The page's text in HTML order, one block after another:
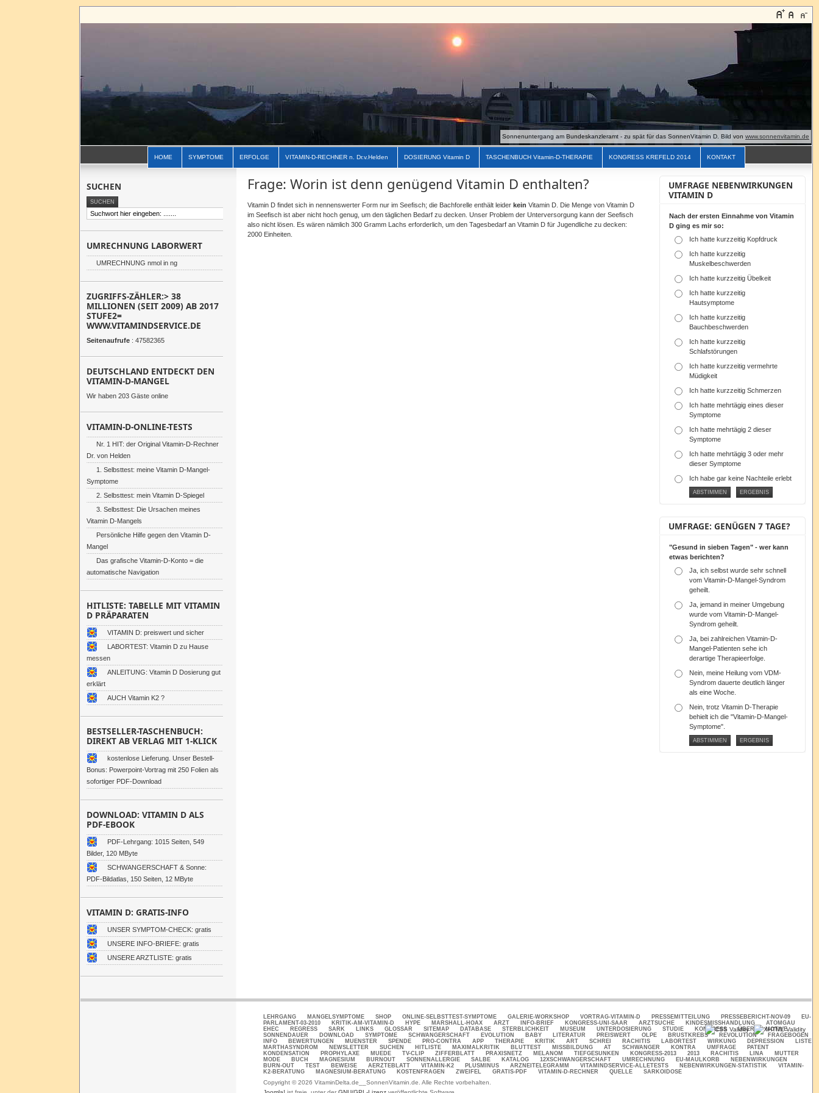
Sonnenuntergang am Bundeskanzleramt - zu spät für das SonnenVitamin D. Bild von www.sonnenvitamin.de
HOME SYMPTOME ERFOLGE VITAMIN-D-RECHNER n. Dr.v.Helden DOSIERUNG Vitamin D TASCHENBUCH Vitamin-D-THERAPIE KONGRESS KREFELD 2014 KONTAKT
Frage: Worin ist denn genügend Vitamin D enthalten?
Vitamin D findet sich in nennenswerter Form nur im Seefisch; die Bachforelle enthält leider kein Vitamin D. Die Menge von Vitamin D
im Seefisch ist aber nicht hoch genug, um den täglichen Bedarf zu decken. Unser Problem der Unterversorgung kann der Seefisch
also nicht lösen. Es wären nämlich 300 Gramm Lachs erforderlich, um den Tagesbedarf an Vitamin D für Jugendliche zu decken:
2000 Einheiten.
SUCHEN
UMRECHNUNG LABORWERT
UMRECHNUNG nmol in ng
ZUGRIFFS-ZÄHLER:> 38
MILLIONEN (SEIT 2009) AB 2017
STUFE2=
WWW.VITAMINDSERVICE.DE
Seitenaufrufe : 47582365
DEUTSCHLAND ENTDECKT DEN
VITAMIN-D-MANGEL
Wir haben 203 Gäste online
VITAMIN-D-ONLINE-TESTS
Nr. 1 HIT: der Original Vitamin-D-Rechner
Dr. von Helden
1. Selbsttest: meine Vitamin D-Mangel-
Symptome
2. Selbsttest: mein Vitamin D-Spiegel
3. Selbsttest: Die Ursachen meines
Vitamin D-Mangels
Persönliche Hilfe gegen den Vitamin D-
Mangel
Das grafische Vitamin-D-Konto = die
automatische Navigation
HITLISTE: TABELLE MIT VITAMIN
D PRÄPARATEN
VITAMIN D: preiswert und sicher
LABORTEST: Vitamin D zu Hause
messen
ANLEITUNG: Vitamin D Dosierung gut
erklärt
AUCH Vitamin K2 ?
BESTSELLER-TASCHENBUCH:
DIREKT AB VERLAG MIT 1-KLICK
kostenlose Lieferung. Unser Bestell-
Bonus: Powerpoint-Vortrag mit 250 Folien als
sofortiger PDF-Download
DOWNLOAD: VITAMIN D ALS
PDF-EBOOK
PDF-Lehrgang: 1015 Seiten, 549
Bilder, 120 MByte
SCHWANGERSCHAFT & Sonne:
PDF-Bildatlas, 150 Seiten, 12 MByte
VITAMIN D: GRATIS-INFO
UNSER SYMPTOM-CHECK: gratis
UNSERE INFO-BRIEFE: gratis
UNSERE ARZTLISTE: gratis
UMFRAGE NEBENWIRKUNGEN
VITAMIN D
Nach der ersten Einnahme von Vitamin
D ging es mir so:
Ich hatte kurzzeitig Kopfdruck
Ich hatte kurzzeitig
Muskelbeschwerden
Ich hatte kurzzeitig Übelkeit
Ich hatte kurzzeitig
Hautsymptome
Ich hatte kurzzeitig
Bauchbeschwerden
Ich hatte kurzzeitig
Schlafstörungen
Ich hatte kurzzeitig vermehrte
Müdigkeit
Ich hatte kurzzeitig Schmerzen
Ich hatte mehrtägig eines dieser
Symptome
Ich hatte mehrtägig 2 dieser
Symptome
Ich hatte mehrtägig 3 oder mehr
dieser Symptome
Ich habe gar keine Nachteile erlebt
UMFRAGE: GENÜGEN 7 TAGE?
"Gesund in sieben Tagen" - wer kann
etwas berichten?
Ja, ich selbst wurde sehr schnell
vom Vitamin-D-Mangel-Syndrom
geheilt.
Ja, jemand in meiner Umgebung
wurde vom Vitamin-D-Mangel-
Syndrom geheilt.
Ja, bei zahlreichen Vitamin-D-
Mangel-Patienten sehe ich
derartige Therapieerfolge.
Nein, meine Heilung vom VDM-
Syndrom dauerte deutlich länger
als eine Woche.
Nein, trotz Vitamin D-Therapie
behielt ich die "Vitamin-D-Mangel-
Symptome".
LEHRGANG MANGELSYMPTOME SHOP ONLINE-SELBSTTEST-SYMPTOME GALERIE-WORKSHOP VORTRAG-VITAMIN-D PRESSEMITTEILUNG PRESSEBERICHT-NOV-09
EU-
PARLAMENT-03-2010
KRITIK-AM-VITAMIN-D HYPE MARSHALL-HOAX ARZT INFO-BRIEF KONGRESS-UNI-SAAR ARZTSUCHE KINDESMISSHANDLUNG
ATOMGAU
EHEC
REGRESS SARK LINKS GLOSSAR SITEMAP DATABASE STERBLICHKEIT MUSEUM UNTERDOSIERUNG STUDIE KONGRESS ÜBER
MOTIVE
SONNENDAUER
DOWNLOAD SYMPTOME SCHWANGERSCHAFT EVOLUTION BABY LITERATUR PREISWERT OLPE BRUSTKREBS REVOLUTION
FRAGEBOGEN
INFO
BEWERTUNGEN MUENSTER SPENDE PRO-CONTRA APP THERAPIE KRITIK ART SCHREI RACHITIS LABORTEST WIRKUNG DEPRESSION
LISTE
MARTHASYNDROM
NEWSLETTER SUCHEN HITLISTE MAXIMALKRITIK BLUTTEST MISSBILDUNG AT SCHWANGER KONTRA UMFRAGE
PATENT
KONDENSATION
PROPHYLAXE MUEDE TV-CLIP ZIFFERBLATT PRAXISNETZ MELANOM TIEFGESUNKEN KONGRESS-2013 2013 RACHITIS LINA
MUTTER
MODE
BUCH MAGNESIUM BURNOUT SONNENALLERGIE SALBE KATALOG 12XSCHWANGERSCHAFT UMRECHNUNG EU-MAULKORB
NEBENWIRKUNGEN
BURN-OUT
TEST BEWEISE AERZTEBLATT VITAMIN-K2 PLUSMINUS ARZNEITELEGRAMM VITAMINDSERVICE-ALLETESTS NEBENWIRKUNGEN-STATISTIK
VITAMIN-
K2-BERATUNG
MAGNESIUM-BERATUNG KOSTENFRAGEN ZWEIFEL GRATIS-PDF VITAMIN-D-RECHNER QUELLE SARKOIDOSE
Copyright © 2026 VitaminDelta.de__SonnenVitamin.de. Alle Rechte vorbehalten.